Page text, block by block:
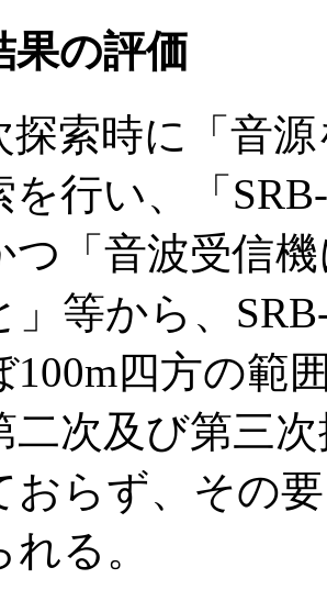
果の評価
索時に「音
を行い、「
つ「音波受信
」等から、
100m四方の範
二次及び第三
おらず、その
る。